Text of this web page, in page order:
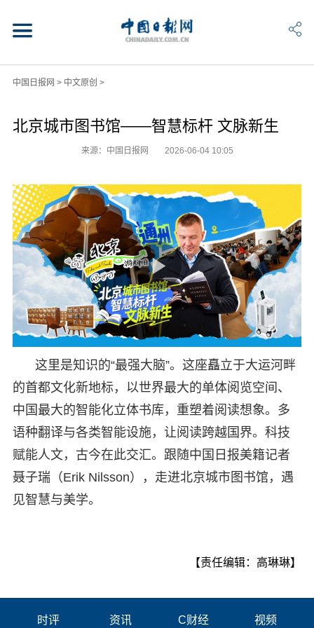
中国日报网 > 中文原创 >
北京城市图书馆——智慧标杆 文脉新生
来源：中国日报网 2026-06-04 10:05
这里是知识的“最强大脑”。这座矗立于大运河畔
的首都文化新地标，以世界最大的单体阅览空间、
中国最大的智能化立体书库，重塑着阅读想象。多
语种翻译与各类智能设施，让阅读跨越国界。科技
赋能人文，古今在此交汇。跟随中国日报美籍记者
聂子瑞（Erik Nilsson），走进北京城市图书馆，遇
见智慧与美学。
【责任编辑：高琳琳】
时评 资讯 C财经 视频